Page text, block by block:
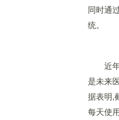
同时通
统。
近年
是未来
据表明,
每天使